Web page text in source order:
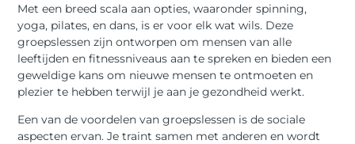
Met een breed scala aan opties, waaronder spinning,
yoga, pilates, en dans, is er voor elk wat wils. Deze
groepslessen zijn ontworpen om mensen van alle
leeftijden en fitnessniveaus aan te spreken en bieden een
geweldige kans om nieuwe mensen te ontmoeten en
plezier te hebben terwijl je aan je gezondheid werkt.
Een van de voordelen van groepslessen is de sociale
aspecten ervan. Je traint samen met anderen en wordt